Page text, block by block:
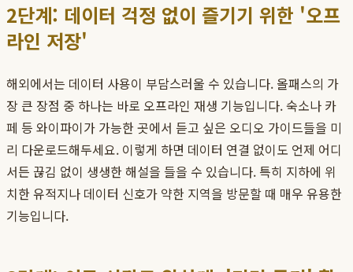
2단계: 데이터 걱정 없이 즐기기 위한 '오프
라인 저장'
해외에서는 데이터 사용이 부담스러울 수 있습니다. 올패스의 가
장 큰 장점 중 하나는 바로 오프라인 재생 기능입니다. 숙소나 카
페 등 와이파이가 가능한 곳에서 듣고 싶은 오디오 가이드들을 미
리 다운로드해두세요. 이렇게 하면 데이터 연결 없이도 언제 어디
서든 끊김 없이 생생한 해설을 들을 수 있습니다. 특히 지하에 위
치한 유적지나 데이터 신호가 약한 지역을 방문할 때 매우 유용한
기능입니다.